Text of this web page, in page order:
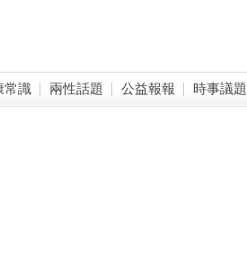
常識 兩性話題 公益報報 時事議題